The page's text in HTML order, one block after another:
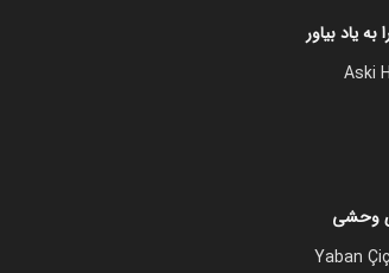
یاد بیاور
Aski
وحشی
Yaban